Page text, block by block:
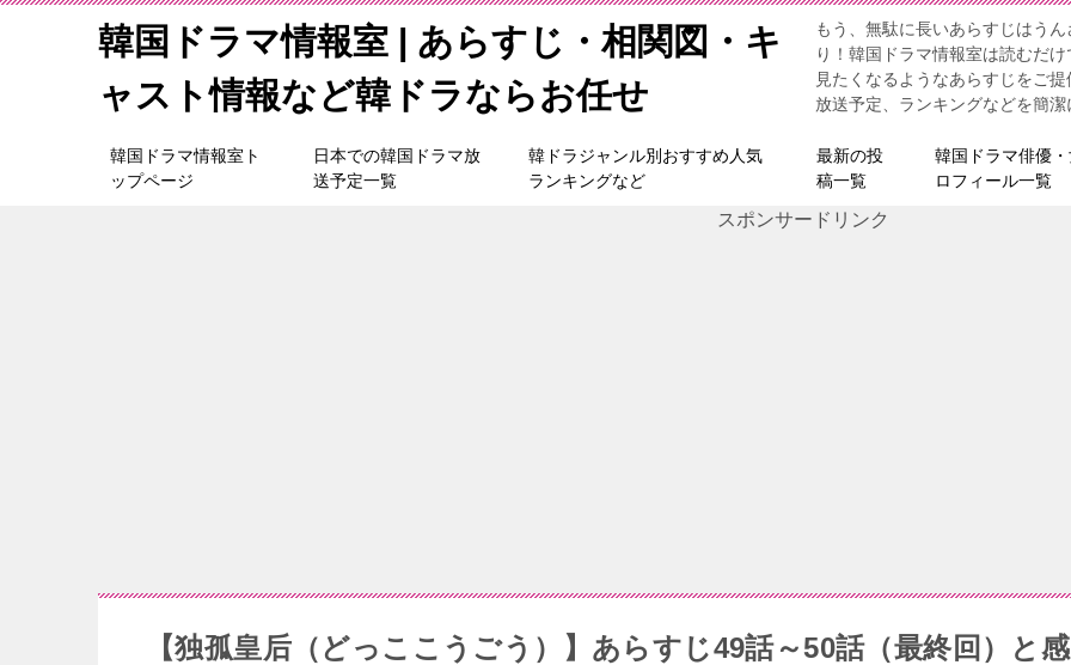
韓国ドラマ情報室 | あらすじ・相関図・キ
ャスト情報など韓ドラならお任せ
もう、無駄に長いあらすじはう
り！韓国ドラマ情報室は読むだ
見たくなるようなあらすじをご
放送予定、ランキングなどを簡
韓国ドラマ情報室ト
ップページ
日本での韓国ドラマ放
送予定一覧
韓ドラジャンル別おすすめ人気
ランキングなど
最新の投
稿一覧
韓国ドラマ俳優
ロフィール一覧
スポンサードリンク
【独孤皇后（どっここうごう）】あらすじ49話～50話（最終回）と感